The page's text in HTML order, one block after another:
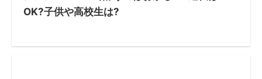
OK?子供や高校生は?